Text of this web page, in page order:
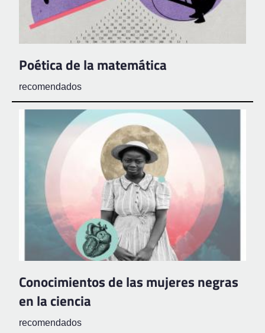
Poética de la matemática
recomendados
Conocimientos de las mujeres negras
en la ciencia
recomendados